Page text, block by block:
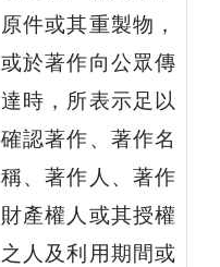
原件或其重製物，
或於著作向公眾傳
達時，所表示足以
確認著作、著作名
稱、著作人、著作
財產權人或其授權
之人及利用期間或